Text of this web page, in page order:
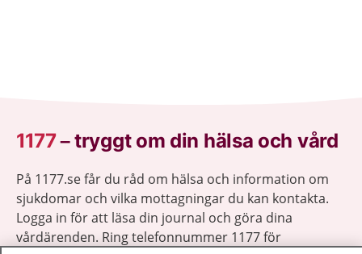
1177–tryggt om din hälsa och vård
På 1177.se får du råd om hälsa och information om
sjukdomar och vilka mottagningar du kan kontakta.
Logga in för att läsa din journal och göra dina
vårdärenden. Ring telefonnummer 1177 för